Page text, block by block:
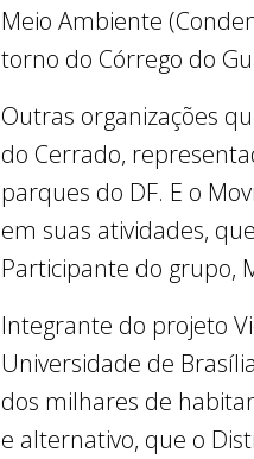
Meio Ambiente
torno do Córrego do
Outras organizações
do Cerrado,
parques do DF. E o
em suas atividades,
Participante do grupo,
Integrante do projeto
Universidade de
dos milhares de
e alternativo, que o